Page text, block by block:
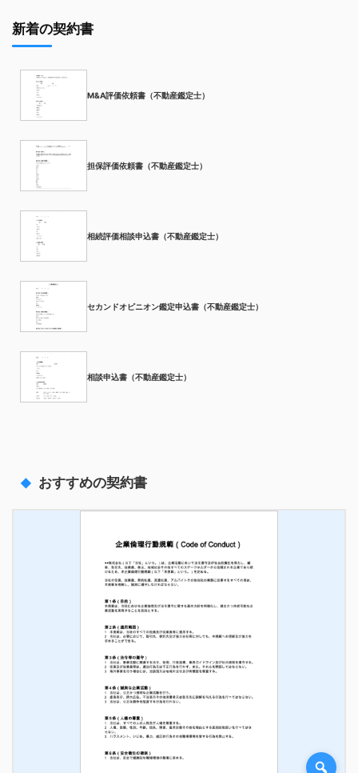
新着の契約書
M&A評価依頼書（不動産鑑定士）
担保評価依頼書（不動産鑑定士）
相続評価相談申込書（不動産鑑定士）
セカンドオピニオン鑑定申込書（不動産鑑定士）
相談申込書（不動産鑑定士）
おすすめの契約書